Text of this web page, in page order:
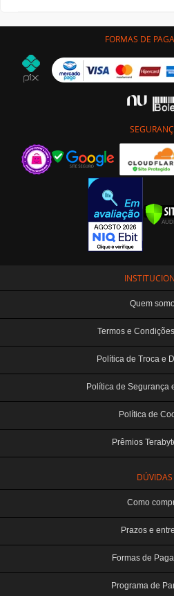
FORMAS DE
Quem
Termos e
Política de Troca e
Política de Segurança
Política de
Prêmios
DÚVIDAS
Como
Prazos e
Formas de
Programa de